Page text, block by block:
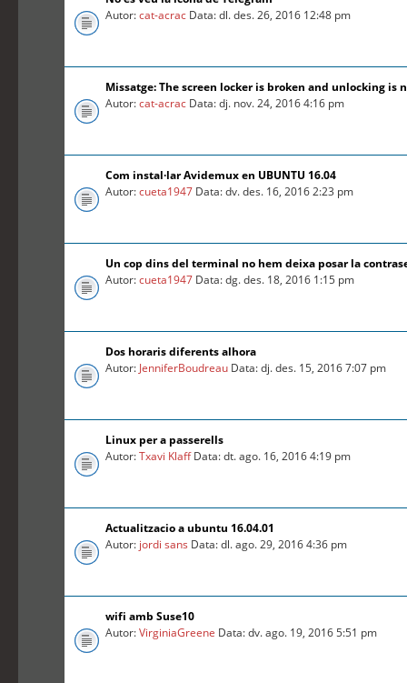
Autor:cat-acrac Data: dl. des. 26, 2016 12:48 pm
Missatge: The screen locker is broken and unlocking is
Autor:cat-acrac Data: dj. nov. 24, 2016 4:16 pm
Com instal·lar Avidemux en UBUNTU 16.04
Autor:cueta1947 Data: dv. des. 16, 2016 2:23 pm
Un cop dins del terminal no hem deixa posar la
Autor:cueta1947 Data: dg. des. 18, 2016 1:15 pm
Dos horaris diferents alhora
Autor: JenniferBoudreau Data: dj. des. 15, 2016 7:07 pm
Linux per a passerells
Autor:Txavi KlaffData: dt. ago. 16, 2016 4:19 pm
Actualitzacio a ubuntu 16.04.01
Autor: jordi sans Data: dl. ago. 29, 2016 4:36 pm
wifi amb Suse10
Autor:VirginiaGreene Data: dv. ago. 19, 2016 5:51 pm